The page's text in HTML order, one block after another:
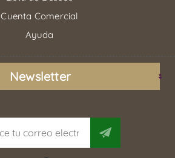
Cuenta Comercial
Ayuda
Newsletter